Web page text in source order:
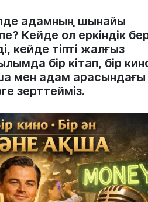
адамның шынайы
Кейде ол еркіндік
кейде тіпті жалғыз
бір кітап, бір
мен адам арасындағы
зерттейміз.